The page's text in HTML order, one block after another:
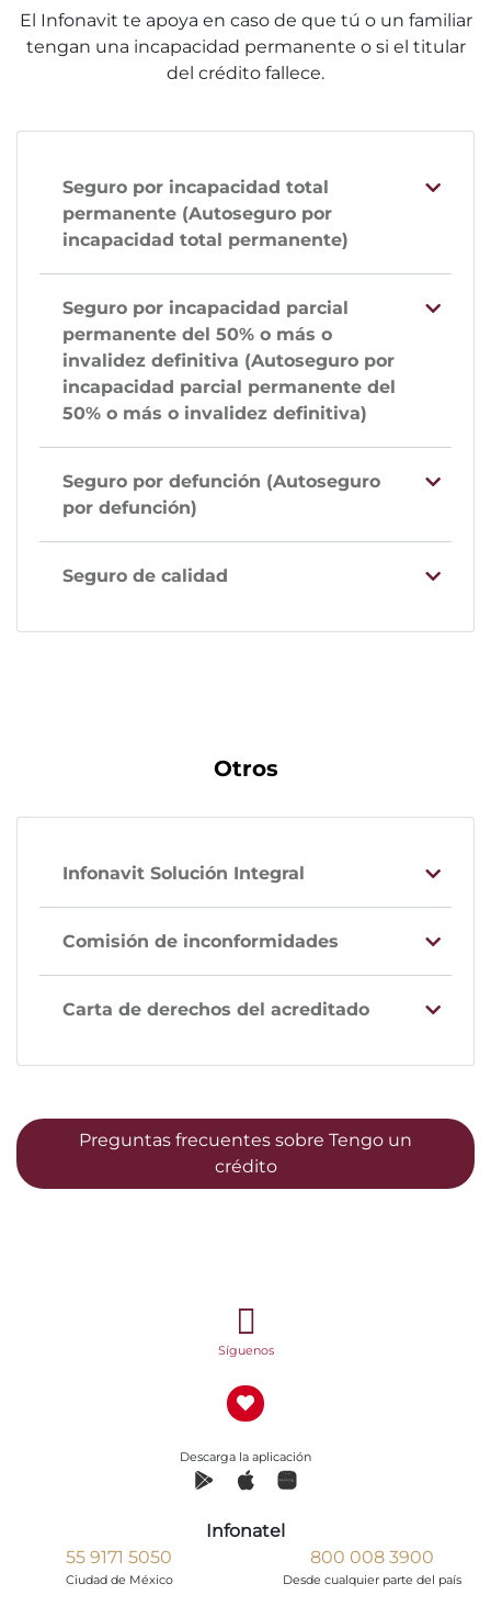
El Infonavit te apoya en caso de que tú o un familiar
tengan una incapacidad permanente o si el titular
del crédito fallece.
Seguro por incapacidad total
permanente (Autoseguro por
incapacidad total permanente)
Seguro por incapacidad parcial
permanente del 50% o más o
invalidez definitiva (Autoseguro por
incapacidad parcial permanente del
50% o más o invalidez definitiva)
Seguro por defunción (Autoseguro
por defunción)
Seguro de calidad
Otros
Infonavit Solución Integral
Comisión de inconformidades
Carta de derechos del acreditado
Preguntas frecuentes sobre Tengo un
crédito
Síguenos
Descarga la aplicación
Infonatel
55 9171 5050
Ciudad de México
800 008 3900
Desde cualquier parte del país